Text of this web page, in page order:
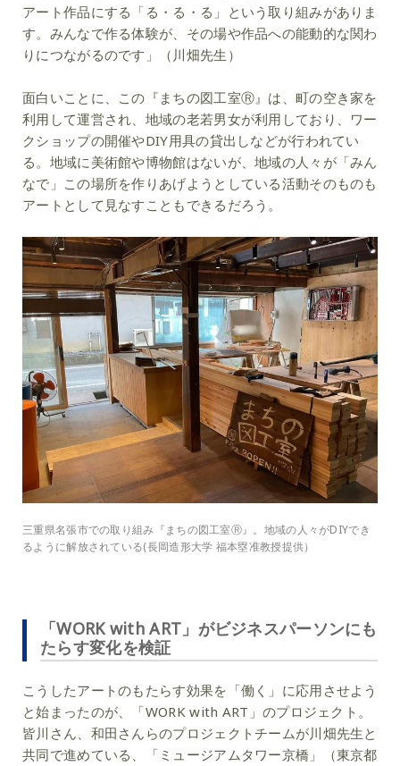
アート作品にする「る・る・る」という取り組みがありま
す。みんなで作る体験が、その場や作品への能動的な関わ
りにつながるのです」（川畑先生）
面白いことに、この『まちの図工室Ⓡ』は、町の空き家を
利用して運営され、地域の老若男女が利用しており、ワー
クショップの開催やDIY用具の貸出しなどが行われてい
る。地域に美術館や博物館はないが、地域の人々が「みん
なで」この場所を作りあげようとしている活動そのものも
アートとして見なすこともできるだろう。
三重県名張市での取り組み『まちの図工室Ⓡ』。地域の人々がDIYでき
るように解放されている(長岡造形大学 福本塁准教授提供）
「WORK with ART」がビジネスパーソンにも
たらす変化を検証
こうしたアートのもたらす効果を「働く」に応用させよう
と始まったのが、「WORK with ART」のプロジェクト。
皆川さん、和田さんらのプロジェクトチームが川畑先生と
共同で進めている、「ミュージアムタワー京橋」（東京都